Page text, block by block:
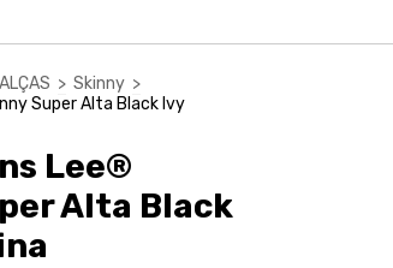
> Skinny >
Super Alta Black Ivy
Lee®
Alta Black